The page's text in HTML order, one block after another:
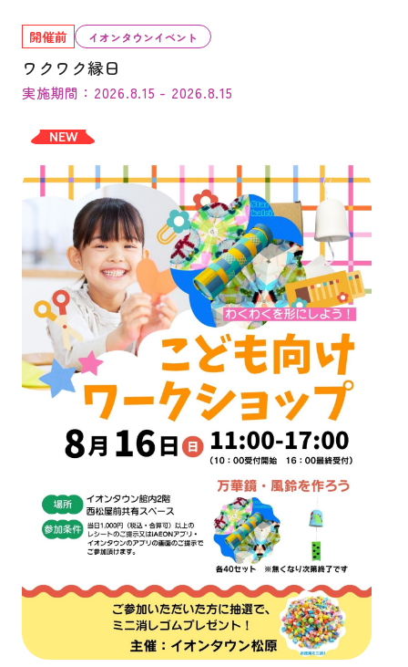
開催前 イオンタウンイベント
ワクワク縁日
実施期間：2026.8.15 - 2026.8.15
NEW